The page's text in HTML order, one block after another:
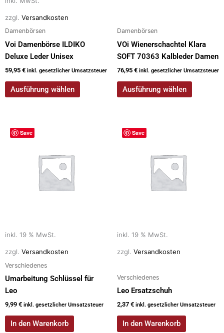
zzgl. Versandkosten
Damenbörsen
Voi Damenbörse ILDIKO
Deluxe Leder Unisex
59,95 € inkl. gesetzlicher Umsatzsteuer
Ausführung wählen
Produktseite
gewählt
werden
Damenbörsen
VOi Wienerschachtel Klara
SOFT 70363 Kalbleder Damen
76,95 € inkl. gesetzlicher Umsatzsteuer
Ausführung wählen
gewählt
werden
Save
inkl. 19 % MwSt.
zzgl. Versandkosten
Verschiedenes
Umarbeitung Schlüssel für
Leo
9,99 € inkl. gesetzlicher Umsatzsteuer
In den Warenkorb
Save
inkl. 19 % MwSt.
zzgl. Versandkosten
Verschiedenes
Leo Ersatzschuh
2,37 € inkl. gesetzlicher Umsatzsteuer
In den Warenkorb